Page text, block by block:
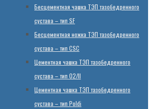
Бесцементная чашка ТЭП тазобедренного
сустава – тип SF
Бесцементная ножка ТЭП тазобедренного
сустава – тип CSC
Цементная чашка ТЭП тазобедренного
сустава – тип 02/II
Цементная чашка ТЭП тазобедренного
сустава – тип Poldi